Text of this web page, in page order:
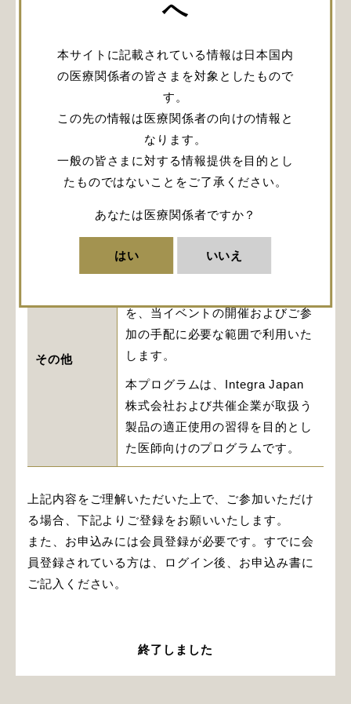
へ
本サイトに記載されている情報は日本国内
の医療関係者の皆さまを対象としたもので
す。
この先の情報は医療関係者の向けの情報と
なります。
一般の皆さまに対する情報提供を目的とし
たものではないことをご了承ください。
あなたは医療関係者ですか？
はい いいえ
交通・宿泊
東武トップツアーズIntegra
します。
（自家用車でお越しになる場合に
つきましては、個別に担当者より
ご案内いたします。）
遵守事項
参加者は、主催者ならびに講師か
ら開示・提供された情報を秘密と
して保持するものとします。ま
た、本プログラム受講以外の目的
その他
を、当イベントの開催およびご参
加の手配に必要な範囲で利用いた
します。
本プログラムは、Integra Japan
株式会社および共催企業が取扱う
製品の適正使用の習得を目的とし
た医師向けのプログラムです。
上記内容をご理解いただいた上で、ご参加いただけ
る場合、下記よりご登録をお願いいたします。
また、お申込みには会員登録が必要です。すでに会
員登録されている方は、ログイン後、お申込み書に
ご記入ください。
終了しました